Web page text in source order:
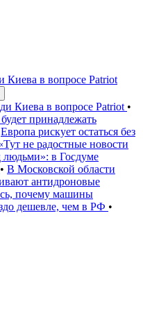
Киева в вопросе Patriot
Киева в вопросе Patriot •
принадлежать
Европа рискует остаться без
не радостные новости
людьми»: в Госдуме
• В Московской области
антидроновые
почему машины
дешевле, чем в РФ •